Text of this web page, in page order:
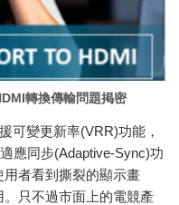
轉換傳輸問題掲密
可變更新率(VRR)功能，
應同步(Adaptive-Sync)功
者看到撕裂的顯示畫
只不過市面上的電競產